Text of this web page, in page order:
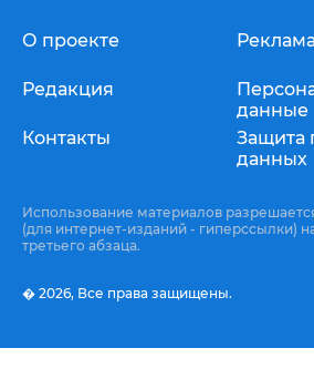
О проекте
Редакция
Контакты
данные
Защита
данных
Использование материалов
(для интернет-изданий - гиперссылки)
третьего абзаца.
� 2026, Все права защищены.